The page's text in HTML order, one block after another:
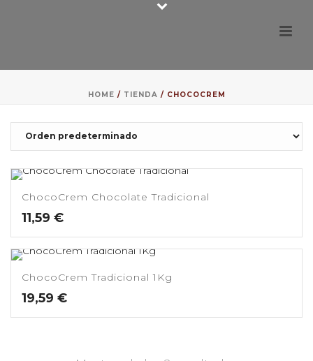
HOME / TIENDA / CHOCOCREM
ChocoCrem Chocolate Tradicional
11,59 €
ChocoCrem Tradicional 1Kg
19,59 €